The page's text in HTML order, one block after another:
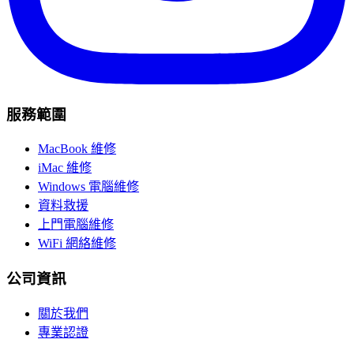
服務範圍
MacBook 維修
iMac 維修
Windows 電腦維修
資料救援
上門電腦維修
WiFi 網絡維修
公司資訊
關於我們
專業認證